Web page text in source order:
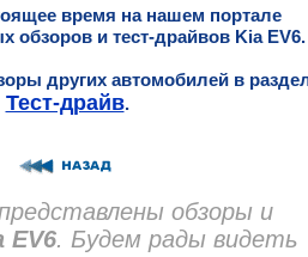
время на нашем портале
обзоров и тест-драйвов Kia EV6.
других автомобилей в
Тест-драйв.
обзоры и
. Будем рады видеть